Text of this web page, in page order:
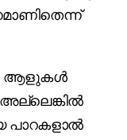
ആളുകൾ
അല്ലെങ്കിൽ
പാറകളാൽ